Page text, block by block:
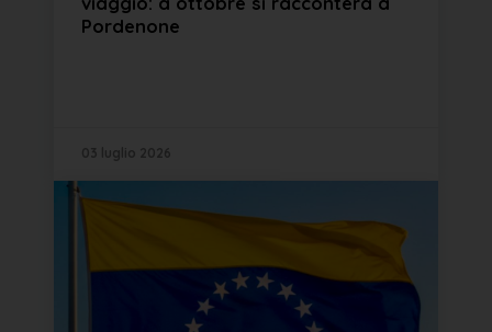
Pordenone
03 luglio 2026